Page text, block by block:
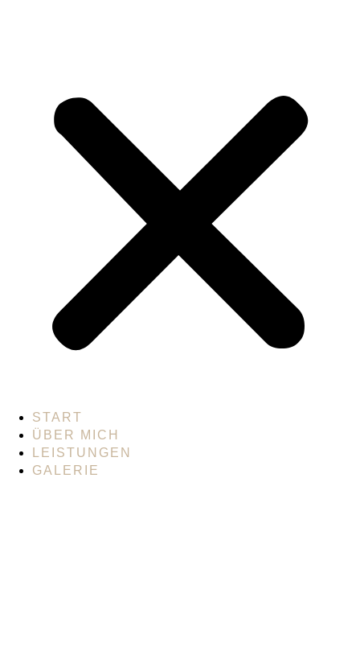
START
ÜBER MICH
LEISTUNGEN
GALERIE